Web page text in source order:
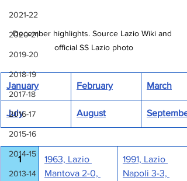
2021-22
2020-21
2019-20
2018-19
2017-18
2016-17
2015-16
2014-15
2013-14
December highlights. Source Lazio Wiki and
official SS Lazio photo
January February March
July August September
1
1963, Lazio
Mantova 2-0,
1991, Lazio
Napoli 3-3,